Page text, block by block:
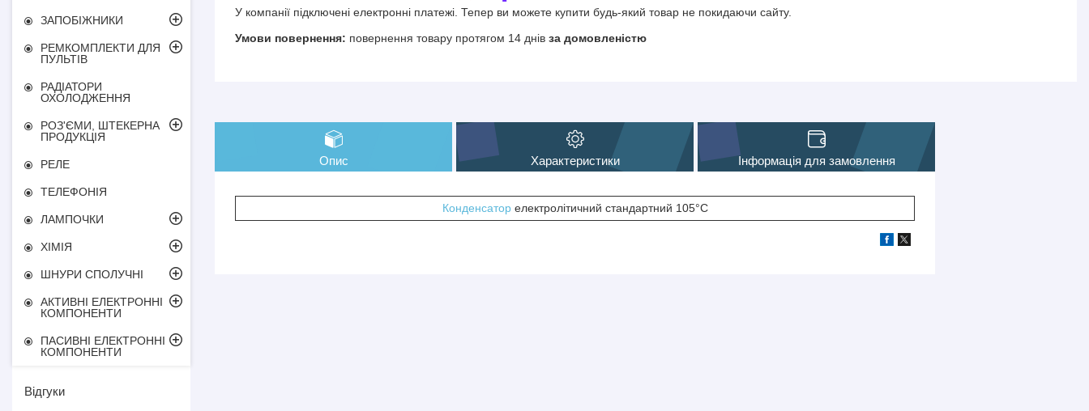
У компанії підключені електронні платежі. Тепер ви можете купити будь-який товар не покидаючи сайту.
повернення товару протягом 14 днів за домовленістю
Опис Характеристики Інформація для замовлення
Конденсаторелектролітичний стандартний 105°С
ЗАПОБІЖНИКИ
РЕМКОМПЛЕКТИ ДЛЯ
ПУЛЬТІВ
РАДІАТОРИ
ОХОЛОДЖЕННЯ
РОЗ'ЄМИ, ШТЕКЕРНА
ПРОДУКЦІЯ
РЕЛЕ
ТЕЛЕФОНІЯ
ЛАМПОЧКИ
ХІМІЯ
ШНУРИ СПОЛУЧНІ
АКТИВНІ ЕЛЕКТРОННІ
КОМПОНЕНТИ
ПАСИВНІ ЕЛЕКТРОННІ
КОМПОНЕНТИ
Відгуки